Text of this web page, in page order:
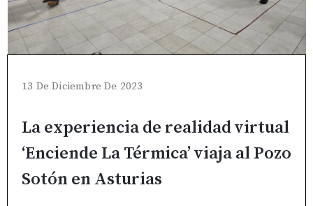
13 De Diciembre De 2023
La experiencia de realidad virtual
‘Enciende La Térmica’ viaja al Pozo
Sotón en Asturias